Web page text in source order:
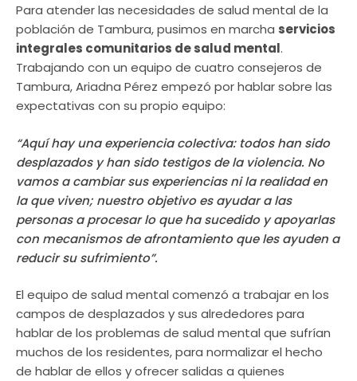
Para atender las necesidades de salud mental de la
población de Tambura, pusimos en marcha servicios
integrales comunitarios de salud mental.
Trabajando con un equipo de cuatro consejeros de
Tambura, Ariadna Pérez empezó por hablar sobre las
expectativas con su propio equipo:
“Aquí hay una experiencia colectiva: todos han sido
desplazados y han sido testigos de la violencia. No
vamos a cambiar sus experiencias ni la realidad en
la que viven; nuestro objetivo es ayudar a las
personas a procesar lo que ha sucedido y apoyarlas
con mecanismos de afrontamiento que les ayuden a
reducir su sufrimiento”.
El equipo de salud mental comenzó a trabajar en los
campos de desplazados y sus alrededores para
hablar de los problemas de salud mental que sufrían
muchos de los residentes, para normalizar el hecho
de hablar de ellos y ofrecer salidas a quienes